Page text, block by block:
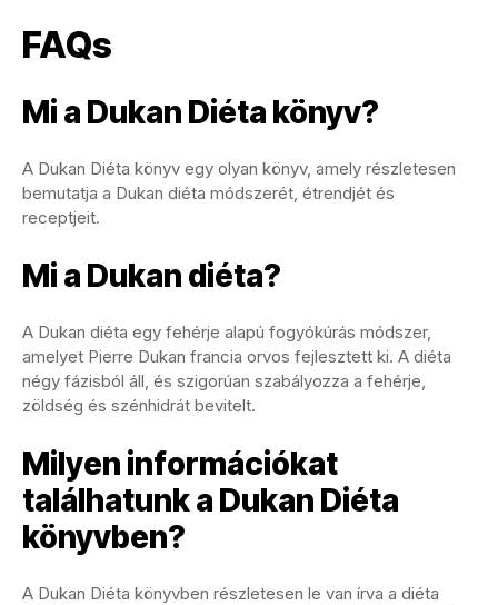
FAQs
Mi a Dukan Diéta könyv?
A Dukan Diéta könyv egy olyan könyv, amely részletesen
bemutatja a Dukan diéta módszerét, étrendjét és
receptjeit.
Mi a Dukan diéta?
A Dukan diéta egy fehérje alapú fogyókúrás módszer,
amelyet Pierre Dukan francia orvos fejlesztett ki. A diéta
négy fázisból áll, és szigorúan szabályozza a fehérje,
zöldség és szénhidrát bevitelt.
Milyen információkat
találhatunk a Dukan Diéta
könyvben?
A Dukan Diéta könyvben részletesen le van írva a diéta